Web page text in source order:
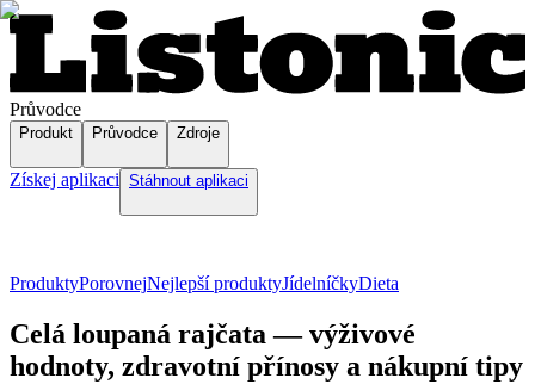
Průvodce
Produkt Průvodce Zdroje
Získej aplikaci Stáhnout aplikaci
ProduktyPorovnejNejlepší produktyJídelníčkyDieta
Celá loupaná rajčata — výživové
hodnoty, zdravotní přínosy a nákupní tipy